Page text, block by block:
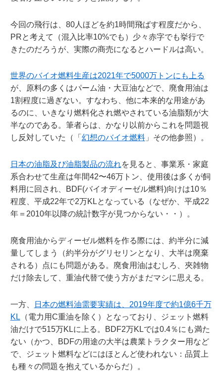
今回の飛行は、80人ほどを約1時間飛ばす程度だから、
PRと考えて（混入比率10%でも）少々赤字でも挙行で
きたのだろうが、実際の商売になるとハードルは高い。
世界のバイオ燃料生産は2021年で5000万トンにも上る
が、原料の多くはパーム油・大豆油などで、廃食用油は
1割程度に過ぎない。すなわち、他に本来的な用途があ
るのに、いきなり燃料化され燃やされている油脂類が大
半なのである。筆者らは、かなり以前からこれを問題視
し反対していた（「 幻想のバイオ燃料」その他参照）。
日本の油脂及び油脂製品の流れを見ると、事業系・家庭
系合わせて生産は年間42〜46万トン、使用後は多くが飼
料用に回され、BDF(バイオディーゼル燃料)向けは10％
程度、平成22年で2万KLとなっている（なぜか、平成22
年＝2010年以降の統計数字が見つからない・・）。
廃食用油からディーゼル燃料を作る際には、約半分に減
量してしまう（約半分がグリセリンとなり、大半は廃棄
される）点にも問題がある。廃食用油はむしろ、夾雑物
だけ除去して、重油代替で使う方がまだマシに思える。
一方、
日本の燃料油需要実績は、2019年度で約1億6千万
KL （電力用C重油を除く）となっており、ジェット燃料
油だけで515万KLに上る。BDF2万KLでは0.4％にも満た
ない（かつ、BDFの用途の大半は農業トラクター用など
で、ジェット燃料などにはほとんど使われない：品質上
も種々の問題を抱えているからだ）。